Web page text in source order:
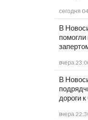
сегодня
В
вчера
В
дороги
вчера